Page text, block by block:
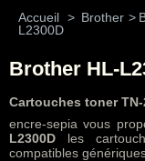
Accueil > Brother >
L2300D
Brother HL-
Cartouches toner
encre-sepia vous
L2300D les
compatibles